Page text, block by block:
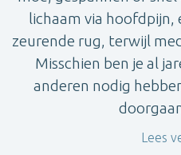
lichaam via hoofdpijn,
zeurende rug, terwijl
Misschien ben je al
anderen nodig
Lees